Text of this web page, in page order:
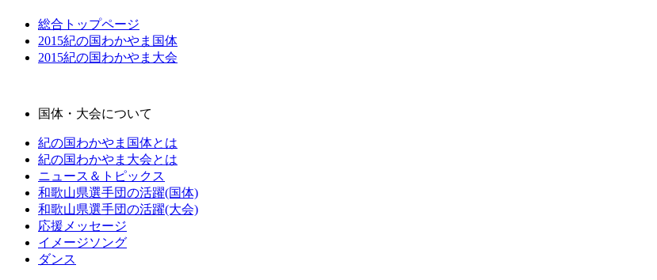
総合トップページ
2015紀の国わかやま国体
2015紀の国わかやま大会
国体・大会について
紀の国わかやま国体とは
紀の国わかやま大会とは
ニュース＆トピックス
和歌山県選手団の活躍(国体)
和歌山県選手団の活躍(大会)
応援メッセージ
イメージソング
ダンス